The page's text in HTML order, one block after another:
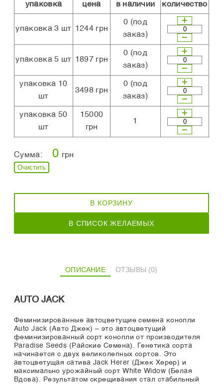
упаковка цена в наличии количество
упаковка 3 шт 1244 грн
0 (под
заказ)
упаковка 5 шт 1897 грн
0 (под
заказ)
упаковка 10
шт
3498 грн
0 (под
заказ)
упаковка 50
шт
15000
грн
1
Сумма: 0 грн
Очистить
В КОРЗИНУ
В СПИСОК ЖЕЛАЕМЫХ
ОПИСАНИЕ ОТЗЫВЫ (0)
AUTO JACK
Феминизированные автоцветущие семена конопли
Auto Jack (Авто Джек) – это автоцветущий
феминизированный сорт конопли от производителя
Paradise Seeds (Райские Семена). Генетика сорта
начинается с двух великолепных сортов. Это
автоцветущая сатива Jack Herer (Джек Херер) и
максимально урожайный сорт White Widow (Белая
Вдова). Результатом скрещивания стал стабильный